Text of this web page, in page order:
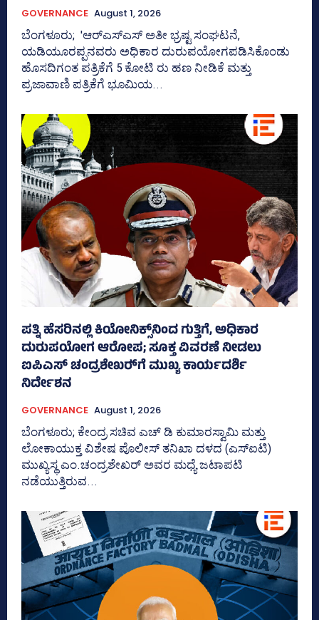
GOVERNANCE August 1, 2026
ಬೆಂಗಳೂರು; 'ಆರ್‍‌ಎಸ್‌ಎಸ್‌ ಅತೀ ಭ್ರಷ್ಟ ಸಂಘಟನೆ,
ಯಡಿಯೂರಪ್ಪನವರು ಅಧಿಕಾರ ದುರುಪಯೋಗಪಡಿಸಿಕೊಂಡು
ಹೊಸದಿಗಂತ ಪತ್ರಿಕೆಗೆ 5 ಕೋಟಿ ರು ಹಣ ನೀಡಿಕೆ ಮತ್ತು
ಪ್ರಜಾವಾಣಿ ಪತ್ರಿಕೆಗೆ ಭೂಮಿಯ...
ಪತ್ನಿ ಹೆಸರಿನಲ್ಲಿ ಕಿಯೋನಿಕ್ಸ್‌ನಿಂದ ಗುತ್ತಿಗೆ, ಅಧಿಕಾರ
ದುರುಪಯೋಗ ಆರೋಪ; ಸೂಕ್ತ ವಿವರಣೆ ನೀಡಲು
ಐಪಿಎಸ್‌ ಚಂದ್ರಶೇಖರ್‍‌ಗೆ ಮುಖ್ಯ ಕಾರ್ಯದರ್ಶಿ
ನಿರ್ದೇಶನ
GOVERNANCE August 1, 2026
ಬೆಂಗಳೂರು; ಕೇಂದ್ರ ಸಚಿವ ಎಚ್‌ ಡಿ ಕುಮಾರಸ್ವಾಮಿ ಮತ್ತು
ಲೋಕಾಯುಕ್ತ ವಿಶೇಷ ಪೊಲೀಸ್‌ ತನಿಖಾ ದಳದ (ಎಸ್‌ಐಟಿ)
ಮುಖ್ಯಸ್ಥ ಎಂ.ಚಂದ್ರಶೇಖರ್‌ ಅವರ ಮಧ್ಯೆ ಜಟಾಪಟಿ
ನಡೆಯುತ್ತಿರುವ...